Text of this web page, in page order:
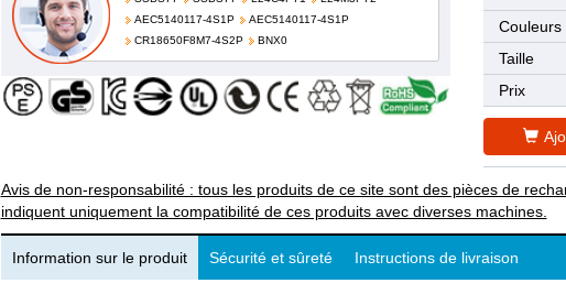
AEC5140117-4S1P
AEC5140117-4S1P
CR18650F8M7-4S2P
BNX0
Couleurs
Taille
Prix
Avis de non-responsabilité : tous les produits de ce site sont des pièces de
indiquent uniquement la compatibilité de ces produits avec diverses machines.
Information sur le produit Sécurité et sûreté Instructions de livraison